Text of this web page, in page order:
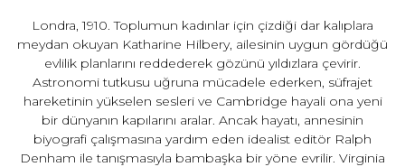
Londra, 1910. Toplumun kadınlar için çizdiği dar kalıplara
meydan okuyan Katharine Hilbery, ailesinin uygun gördüğü
evlilik planlarını reddederek gözünü yıldızlara çevirir.
Astronomi tutkusu uğruna mücadele ederken, süfrajet
hareketinin yükselen sesleri ve Cambridge hayali ona yeni
bir dünyanın kapılarını aralar. Ancak hayatı, annesinin
biyografi çalışmasına yardım eden idealist editör Ralph
Denham ile tanışmasıyla bambaşka bir yöne evrilir. Virginia